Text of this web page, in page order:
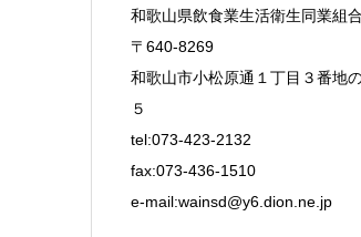
和歌山県飲食業生活衛生同業組合
〒640-8269
和歌山市小松原通１丁目３番地
５
tel:073-423-2132
fax:073-436-1510
e-mail:wainsd@y6.dion.ne.jp